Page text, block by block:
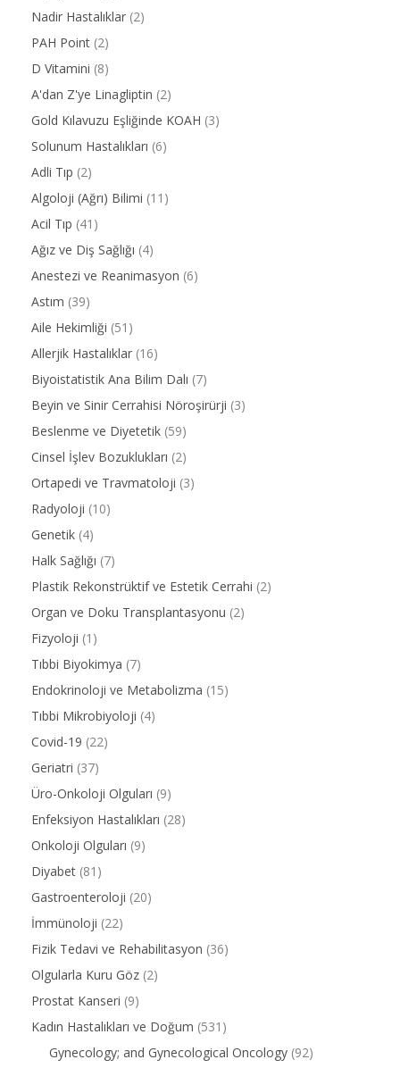
Nadir Hastalıklar (2)
PAH Point (2)
D Vitamini (8)
A'dan Z'ye Linagliptin (2)
Gold Kılavuzu Eşliğinde KOAH (3)
Solunum Hastalıkları (6)
Adli Tıp (2)
Algoloji (Ağrı) Bilimi (11)
Acil Tıp (41)
Ağız ve Diş Sağlığı (4)
Anestezi ve Reanimasyon (6)
Astım (39)
Aile Hekimliği (51)
Allerjik Hastalıklar (16)
Biyoistatistik Ana Bilim Dalı (7)
Beyin ve Sinir Cerrahisi Nöroşirürji (3)
Beslenme ve Diyetetik (59)
Cinsel İşlev Bozuklukları (2)
Ortapedi ve Travmatoloji (3)
Radyoloji (10)
Genetik (4)
Halk Sağlığı (7)
Plastik Rekonstrüktif ve Estetik Cerrahi (2)
Organ ve Doku Transplantasyonu (2)
Fizyoloji (1)
Tıbbi Biyokimya (7)
Endokrinoloji ve Metabolizma (15)
Tıbbi Mikrobiyoloji (4)
Covid-19 (22)
Geriatri (37)
Üro-Onkoloji Olguları (9)
Enfeksiyon Hastalıkları (28)
Onkoloji Olguları (9)
Diyabet (81)
Gastroenteroloji (20)
İmmünoloji (22)
Fizik Tedavi ve Rehabilitasyon (36)
Olgularla Kuru Göz (2)
Prostat Kanseri (9)
Kadın Hastalıkları ve Doğum (531)
Gynecology; and Gynecological Oncology (92)